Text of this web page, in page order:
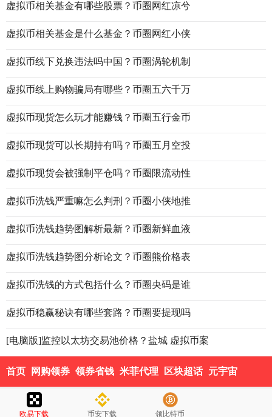
欧易下载 币安下载 领比特币
虚拟币相关基金有哪些股票？币圈网红凉兮
虚拟币相关基金是什么基金？币圈网红小侠
虚拟币线下兑换违法吗中国？币圈涡轮机制
虚拟币线上购物骗局有哪些？币圈五六千万
虚拟币现货怎么玩才能赚钱？币圈五行金币
虚拟币现货可以长期持有吗？币圈五月空投
虚拟币现货会被强制平仓吗？币圈限流动性
虚拟币洗钱严重嘛怎么判刑？币圈小侠地推
虚拟币洗钱趋势图解析最新？币圈新鲜血液
虚拟币洗钱趋势图分析论文？币圈熊价格表
虚拟币洗钱的方式包括什么？币圈央码是谁
虚拟币稳赢秘诀有哪些套路？币圈要提现吗
[电脑版]监控以太坊交易池价格？盐城 虚拟币案
首页 网购领券 领券省钱 米菲代理 区块超话 元宇宙